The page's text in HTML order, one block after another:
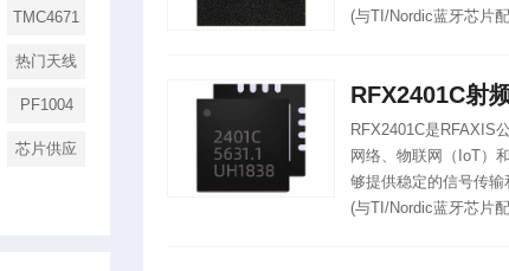
TMC4671
热门天线
PF1004
芯片供应
(与TI/Nordic蓝牙芯片
RFX2401C射
​RFX2401C是RFAXIS
网络、物联网（IoT）
够提供稳定的信号传输
(与TI/Nordic蓝牙芯片